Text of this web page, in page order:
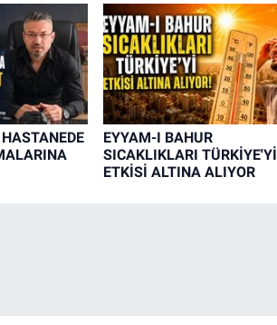
EYYAM-I BAHUR
SICAKLIKLARI TÜRKİYE'Yİ
ETKİSİ ALTINA ALIYOR